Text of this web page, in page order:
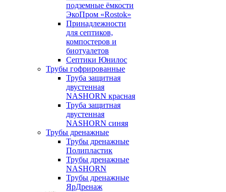
подземные ёмкости
ЭкоПром «Rostok»
Принадлежности
для септиков,
компостеров и
биотуалетов
Септики Юнилос
Трубы гофрированные
Труба защитная
двустенная
NASHORN красная
Труба защитная
двустенная
NASHORN синяя
Трубы дренажные
Трубы дренажные
Полипластик
Трубы дренажные
NASHORN
Трубы дренажные
ЯрДренаж